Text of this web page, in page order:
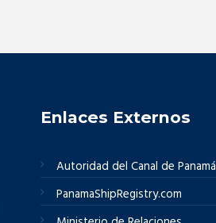
Enlaces Externos
Autoridad del Canal de Panamá
PanamaShipRegistry.com